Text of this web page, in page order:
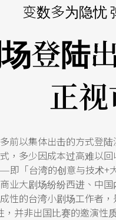
变数多为隐忧
登陆
正
前以集体出击的方式登
，多少因成本过高难以
即「台湾的创意与技术+
业大剧场纷纷西进、中
性的台湾小剧场工作者
，并非出国比赛的邀演性